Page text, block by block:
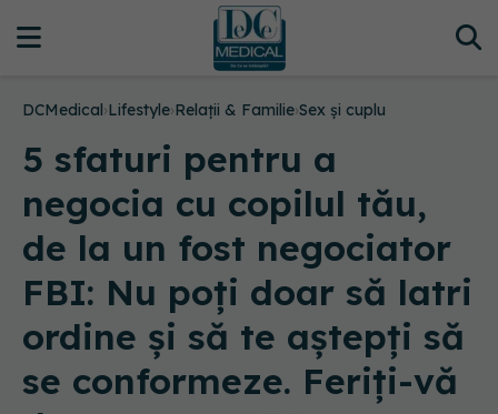
DCMedical›Lifestyle›Relații & Familie›Sex și cuplu
5 sfaturi pentru a
negocia cu copilul tău,
de la un fost negociator
FBI: Nu poți doar să latri
ordine și să te aștepți să
se conformeze. Feriți-vă